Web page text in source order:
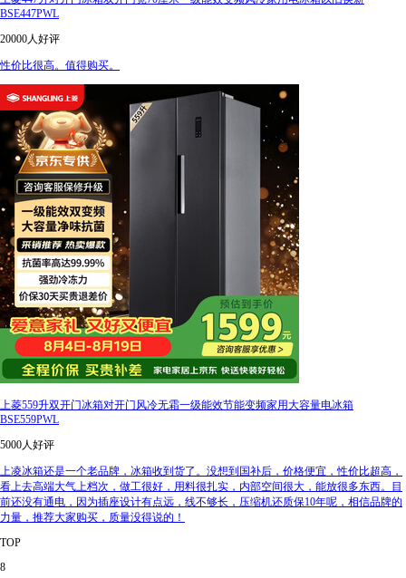
BSE447PWL
20000人好评
性价比很高。值得购买。
上菱559升双开门冰箱对开门风冷无霜一级能效节能变频家用大容量电冰箱
BSE559PWL
5000人好评
上凌冰箱还是一个老品牌，冰箱收到货了。没想到国补后，价格便宜，性价比超高，
看上去高端大气上档次，做工很好，用料很扎实，内部空间很大，能放很多东西。目
前还没有通电，因为插座设计有点远，线不够长，压缩机还质保10年呢，相信品牌的
力量，推荐大家购买，质量没得说的！
TOP
8